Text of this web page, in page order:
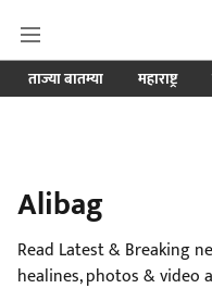
ताज्या बातम्या महाराष्ट्र
Alibag
Read Latest & Breaking
healines, photos & video